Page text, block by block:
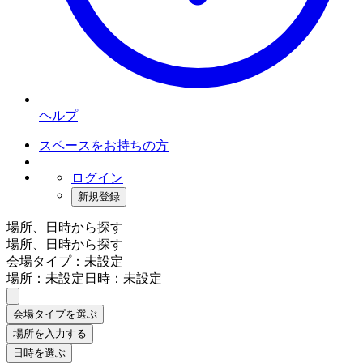
ヘルプ
スペースをお持ちの方
ログイン
新規登録
場所、日時から探す
場所、日時から探す
会場タイプ：未設定
場所：未設定日時：未設定
会場タイプを選ぶ
場所を入力する
日時を選ぶ